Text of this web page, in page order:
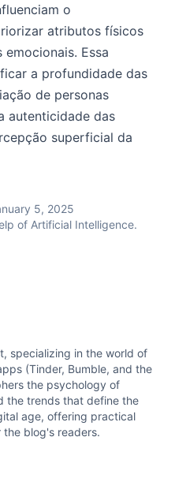
o
atributos físicos
Essa
a profundidade das
de personas
autenticidade das
superficial da
5, 2025
of Artificial Intelligence.
specializing in the world of
(Tinder, Bumble, and the
the psychology of
the trends that define the
age, offering practical
blog's readers.